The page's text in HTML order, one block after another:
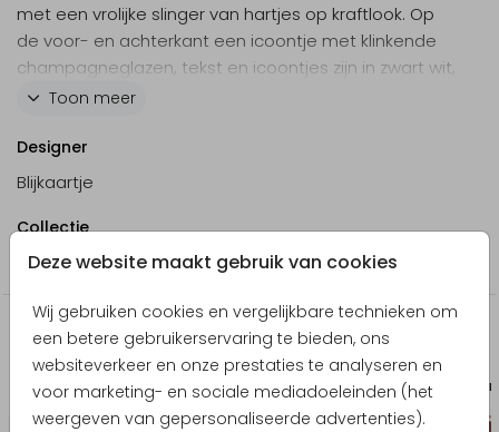
Deze website maakt gebruik van cookies
Wij gebruiken cookies en vergelijkbare technieken om
een betere gebruikerservaring te bieden, ons
websiteverkeer en onze prestaties te analyseren en
voor marketing- en sociale mediadoeleinden (het
weergeven van gepersonaliseerde advertenties).
met een vrolijke slinger van hartjes op kraftlook. Op
de voor- en achterkant een icoontje met klinkende
champagneglazen, tekst en icoontjes zijn in zwart wit,
pas de kaart naar eigen wens aan in de online editor.
Toon meer
Designer
Blijkaartje
Collectie
Jubileumkaarten
Producten die hierop lijken
Menukaart Uitnodiging